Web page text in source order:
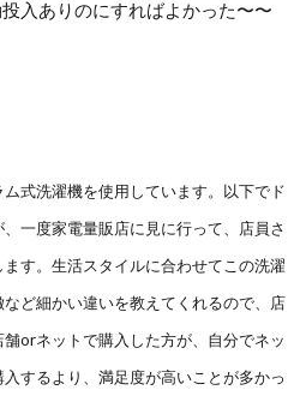
入ありのにすればよかった〜〜
式洗濯機を使用しています。 以下でド
一度家電量販店に見に行って、店員さ
す。生活スタイルに合わせてこの洗濯
ど細かい違いを教えてくれるので、店
orネットで購入した方が、自分でネッ
するより、満足度が高いことが多かっ